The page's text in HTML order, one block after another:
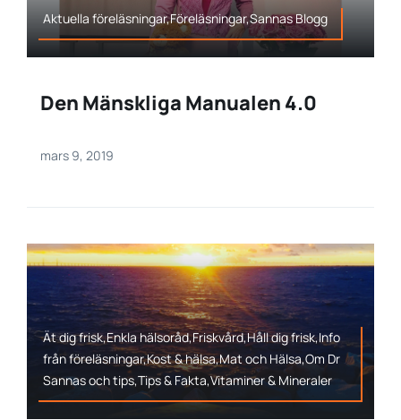
Aktuella föreläsningar,Föreläsningar,Sannas Blogg
Den Mänskliga Manualen 4.0
mars 9, 2019
Ät dig frisk,Enkla hälsoråd,Friskvård,Håll dig frisk,Info
från föreläsningar,Kost & hälsa,Mat och Hälsa,Om Dr
Sannas och tips,Tips & Fakta,Vitaminer & Mineraler